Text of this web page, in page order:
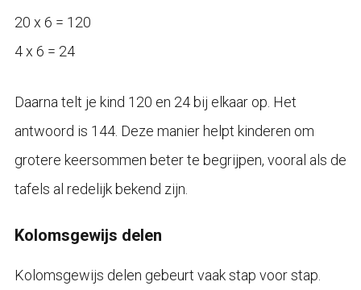
20 x 6 = 120
4 x 6 = 24
Daarna telt je kind 120 en 24 bij elkaar op. Het
antwoord is 144. Deze manier helpt kinderen om
grotere keersommen beter te begrijpen, vooral als de
tafels al redelijk bekend zijn.
Kolomsgewijs delen
Kolomsgewijs delen gebeurt vaak stap voor stap.